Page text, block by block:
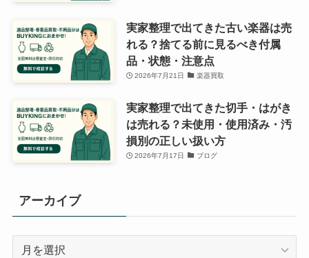
実家整理で出てきた古い楽器は売
れる？捨てる前に見るべき付属
品・状態・注意点
2026年7月21日 楽器買取
実家整理で出てきた切手・はがき
は売れる？未使用・使用済み・汚
損別の正しい扱い方
2026年7月17日 ブログ
アーカイブ